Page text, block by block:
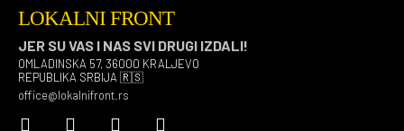
LOKALNI FRONT
JER SU VAS I NAS SVI DRUGI IZDALI!
OMLADINSKA 57, 36000 KRALJEVO
REPUBLIKA SRBIJA 🇷🇸
office@lokalnifront.rs